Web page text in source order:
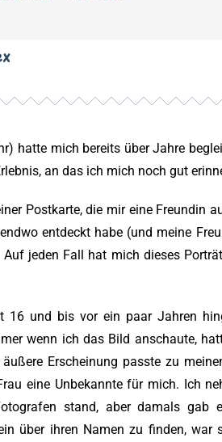
hatte mich bereits über Jahre
an das ich mich noch gut
Postkarte, die mir eine Freundin
entdeckt habe (und meine
jeden Fall hat mich dieses
16 und bis vor ein paar Jahren
wenn ich das Bild anschaute,
Erscheinung passte zu
eine Unbekannte für mich. Ich
stand, aber damals gab
über ihren Namen zu finden,